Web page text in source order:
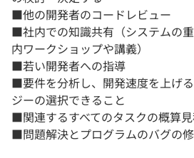
■他の開発者のコードレビュー
■社内での知識共有（システムの
内ワークショップや講義）
■若い開発者への指導
■要件を分析し、開発速度を上げ
ジーの選択できること
■関連するすべてのタスクの概算
■問題解決とプログラムのバグの